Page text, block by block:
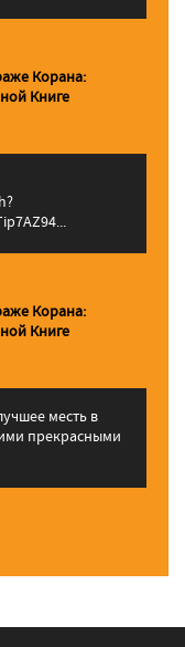
Корана:
Книге
Корана:
Книге
месть в
прекрасными